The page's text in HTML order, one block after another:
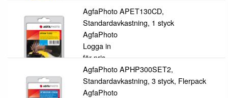
AgfaPhoto APET130CD,
Standardavkastning, 1 styck
AgfaPhoto
Logga in
för pris
AgfaPhoto APHP300SET2,
Standardavkastning, 3 styck, Flerpack
AgfaPhoto